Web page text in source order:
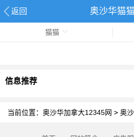
返回 奥沙华猫猫
猫猫
信息推荐
当前位置： 奥沙华加拿大12345网 > 奥